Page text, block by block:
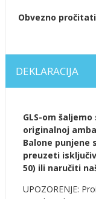
Obvezno
DEKLARACIJA
GLS-om šaljemo
originalnoj
Balone punjene
preuzeti
50) ili naručiti
UPOZORENJE: